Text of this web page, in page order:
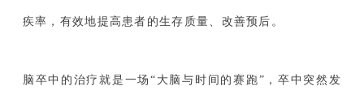
疾率，有效地提高患者的生存质量、改善预后。
脑卒中的治疗就是一场“大脑与时间的赛跑”，卒中突然发